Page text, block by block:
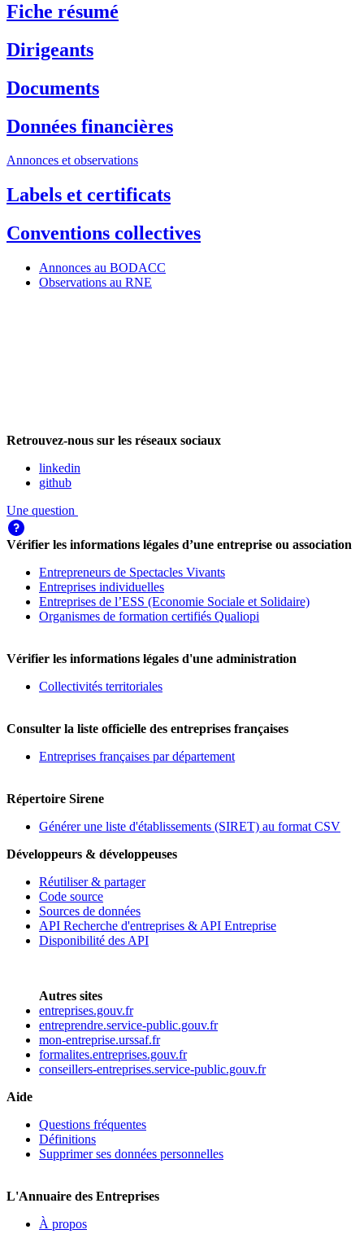
Fiche résumé
Dirigeants
Documents
Données financières
Annonces et observations
Labels et certificats
Conventions collectives
Annonces au BODACC
Observations au RNE
Retrouvez-nous sur les réseaux sociaux
linkedin
github
Une question
Vérifier les informations légales d’une entreprise ou association
Entrepreneurs de Spectacles Vivants
Entreprises individuelles
Entreprises de l’ESS (Economie Sociale et Solidaire)
Organismes de formation certifiés Qualiopi
Vérifier les informations légales d'une administration
Collectivités territoriales
Consulter la liste officielle des entreprises françaises
Entreprises françaises par département
Répertoire Sirene
Générer une liste d'établissements (SIRET) au format CSV
Développeurs & développeuses
Réutiliser & partager
Code source
Sources de données
API Recherche d'entreprises & API Entreprise
Disponibilité des API
Autres sites
entreprises.gouv.fr
entreprendre.service-public.gouv.fr
mon-entreprise.urssaf.fr
formalites.entreprises.gouv.fr
conseillers-entreprises.service-public.gouv.fr
Aide
Questions fréquentes
Définitions
Supprimer ses données personnelles
L'Annuaire des Entreprises
À propos